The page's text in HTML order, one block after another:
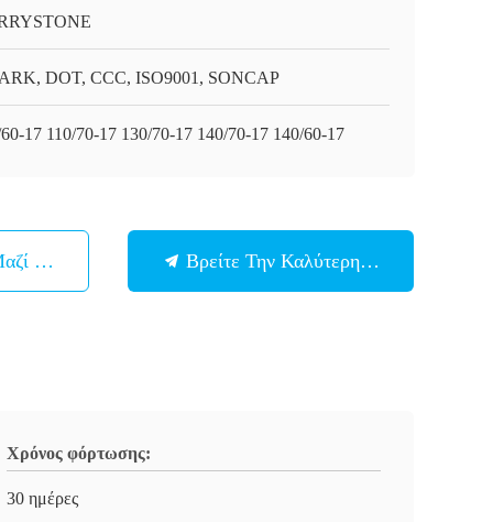
DOT, CCC, ISO9001, SONCAP
17 110/70-17 130/70-17 140/70-17 140/60-17
Μας Βρείτε Την Καλύτερη Τιμή
Χρόνος φόρτωσης:
30 ημέρες